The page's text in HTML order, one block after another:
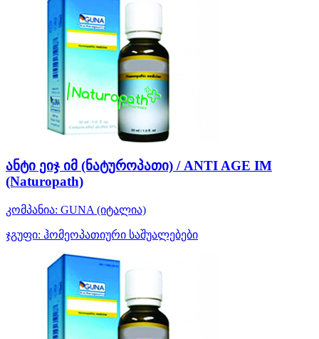
ანტი ეიჯ იმ (ნატუროპათი) / ANTI AGE IM
(Naturopath)
კომპანია: GUNA (იტალია)
ჯგუფი: ჰომეოპათიური საშუალებები